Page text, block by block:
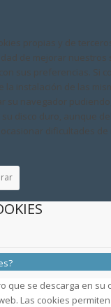
propias y de
de mejorar nuestros
sus preferencias. Si
instalación de las
su navegador
disco duro, aunque
dificultades de
que se descarga en su
Las cookies